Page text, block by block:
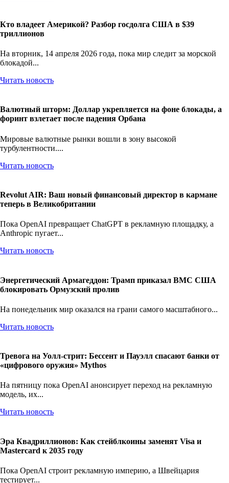
Кто владеет Америкой? Разбор госдолга США в $39
триллионов
На вторник, 14 апреля 2026 года, пока мир следит за морской
блокадой...
Читать новость
Валютный шторм: Доллар укрепляется на фоне блокады, а
форинт взлетает после падения Орбана
Мировые валютные рынки вошли в зону высокой
турбулентности....
Читать новость
Revolut AIR: Ваш новый финансовый директор в кармане
теперь в Великобритании
Пока OpenAI превращает ChatGPT в рекламную площадку, а
Anthropic пугает...
Читать новость
Энергетический Армагеддон: Трамп приказал ВМС США
блокировать Ормузский пролив
На понедельник мир оказался на грани самого масштабного...
Читать новость
Тревога на Уолл-стрит: Бессент и Пауэлл спасают банки от
«цифрового оружия» Mythos
На пятницу пока OpenAI анонсирует переход на рекламную
модель, их...
Читать новость
Эра Квадриллионов: Как стейблкоины заменят Visa и
Mastercard к 2035 году
Пока OpenAI строит рекламную империю, а Швейцария
тестирует...